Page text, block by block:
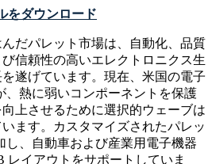
をダウンロード
だパレット市場は、自動化、品質
信頼性の高いエレクトロニクス生
遂げています。現在、米国の電子
、熱に弱いコンポーネントを保護
上させるために選択的ウェーブは
ます。カスタマイズされたパレッ
し、自動車および産業用電子機器
レイアウトをサポートしていま